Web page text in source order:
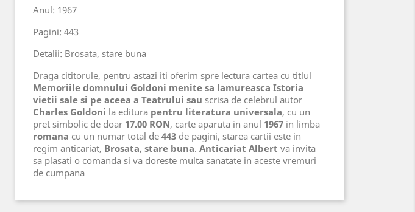
Anul: 1967
Pagini: 443
Detalii: Brosata, stare buna
Draga cititorule, pentru astazi iti oferim spre lectura cartea cu titlul
Memoriile domnului Goldoni menite sa lamureasca Istoria
vietii sale si pe aceea a Teatrului sau scrisa de celebrul autor
Charles Goldoni la editura pentru literatura universala, cu un
pret simbolic de doar 17.00 RON, carte aparuta in anul 1967 in limba
romana cu un numar total de 443 de pagini, starea cartii este in
regim anticariat, Brosata, stare buna. Anticariat Albert va invita
sa plasati o comanda si va doreste multa sanatate in aceste vremuri
de cumpana